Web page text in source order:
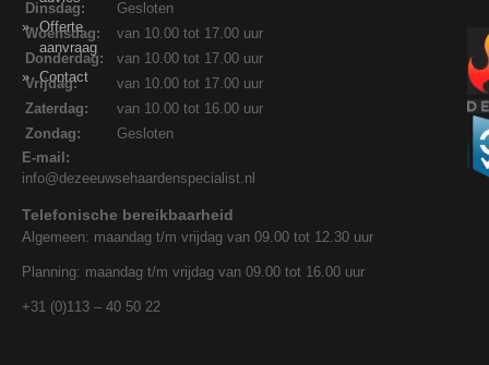
Offerte
aanvraag
Contact
Dinsdag:
Gesloten
Woensdag:
van 10.00 tot 17.00 uur
Donderdag:
van 10.00 tot 17.00 uur
Vrijdag:
van 10.00 tot 17.00 uur
Zaterdag:
van 10.00 tot 16.00 uur
Zondag:
Gesloten
E-mail:
info@dezeeuwsehaardenspecialist.nl
Telefonische bereikbaarheid
Algemeen: maandag t/m vrijdag van 09.00 tot 12.30 uur
Planning: maandag t/m vrijdag van 09.00 tot 16.00 uur
+31 (0)113 – 40 50 22